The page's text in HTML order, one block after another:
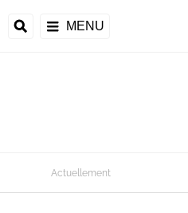
MENU
Actuellement